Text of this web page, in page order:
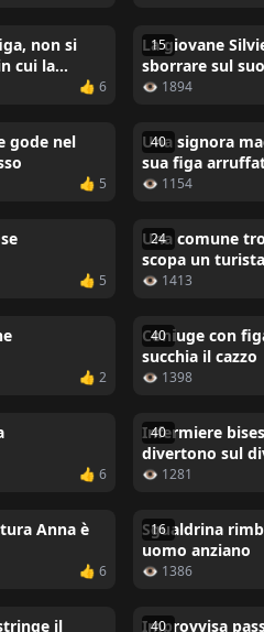
non si
cui la
dal
👍 6
15
La giovane
sborrare sul
👁 1894
gode nel
👍 5
40
Una signora
sua figa
👁 1154
👍 5
24
Una comune
scopa un turista
👁 1413
👍 2
40
Coniuge con
succhia il cazzo
👁 1398
👍 6
40
Infermiere
divertono sul
👁 1281
Anna è
👍 6
16
Sgualdrina
uomo anziano
👁 1386
il 40
Improvvisa